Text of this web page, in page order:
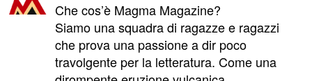
Che cos’è Magma Magazine?
Siamo una squadra di ragazze e ragazzi
che prova una passione a dir poco
travolgente per la letteratura. Come una